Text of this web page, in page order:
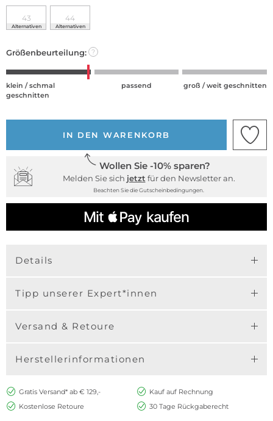
43
Alternativen
44
Alternativen
Größenbeurteilung: ?
klein / schmal
geschnitten
passend groß / weit geschnitten
IN DEN WARENKORB
Wollen Sie -10% sparen?
Melden Sie sich jetzt für den Newsletter an.
Beachten Sie die Gutscheinbedingungen.
Details
Tipp unserer Expert*innen
Versand & Retoure
Herstellerinformationen
Gratis Versand* ab € 129,-
Kauf auf Rechnung
Kostenlose Retoure
30 Tage Rückgaberecht